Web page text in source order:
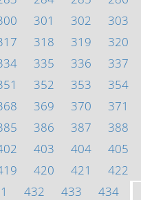
301 302 303
318 319 320
335 336 337
352 353 354
369 370 371
386 387 388
403 404 405
420 421 422
432 433 434